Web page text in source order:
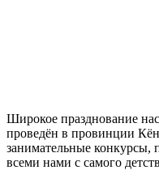
Широкое празднование
проведён в провинции
занимательные конкурсы,
всеми нами с самого